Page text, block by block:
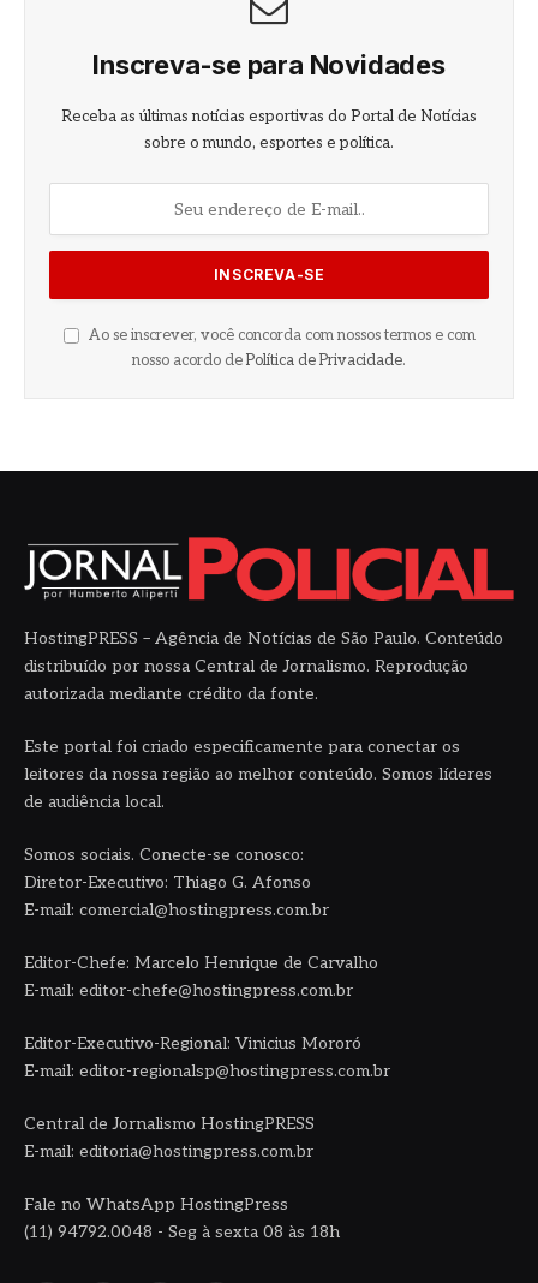
Inscreva-se para Novidades
Receba as últimas notícias esportivas do Portal de Notícias
sobre o mundo, esportes e política.
Ao se inscrever, você concorda com nossos termos e com
nosso acordo de Política de Privacidade.
HostingPRESS – Agência de Notícias de São Paulo. Conteúdo
distribuído por nossa Central de Jornalismo. Reprodução
autorizada mediante crédito da fonte.
Este portal foi criado especificamente para conectar os
leitores da nossa região ao melhor conteúdo. Somos líderes
de audiência local.
Somos sociais. Conecte-se conosco:
Diretor-Executivo: Thiago G. Afonso
E-mail: comercial@hostingpress.com.br
Editor-Chefe: Marcelo Henrique de Carvalho
E-mail: editor-chefe@hostingpress.com.br
Editor-Executivo-Regional: Vinicius Mororó
E-mail: editor-regionalsp@hostingpress.com.br
Central de Jornalismo HostingPRESS
E-mail: editoria@hostingpress.com.br
Fale no WhatsApp HostingPress
(11) 94792.0048 - Seg à sexta 08 às 18h